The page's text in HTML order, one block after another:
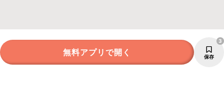
無料アプリで開く 保存
3